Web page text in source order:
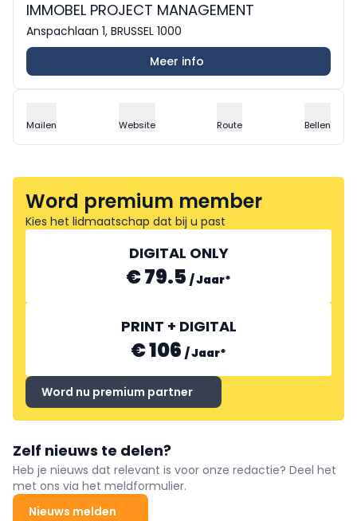
IMMOBEL PROJECT MANAGEMENT
Anspachlaan 1, BRUSSEL 1000
Meer info
Mailen Website Route Bellen
Word premium member
Kies het lidmaatschap dat bij u past
DIGITAL ONLY
€ 79.5 /Jaar*
PRINT + DIGITAL
€ 106 /Jaar*
Word nu premium partner
Zelf nieuws te delen?
Heb je nieuws dat relevant is voor onze redactie? Deel het
met ons via het meldformulier.
Nieuws melden